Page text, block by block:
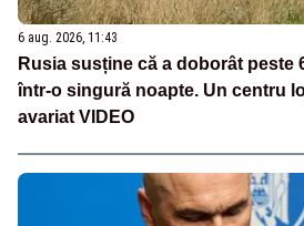
6 aug. 2026, 11:43
Rusia susține că a doborât peste
într-o singură noapte. Un centru
avariat VIDEO